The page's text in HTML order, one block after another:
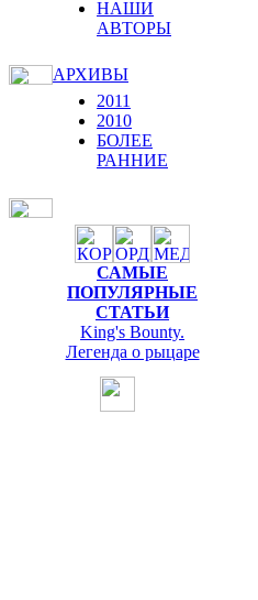
НАШИ
АВТОРЫ
АРХИВЫ
2011
2010
БОЛЕЕ
РАННИЕ
САМЫЕ
ПОПУЛЯРНЫЕ
СТАТЬИ
King's Bounty.
Легенда о рыцаре